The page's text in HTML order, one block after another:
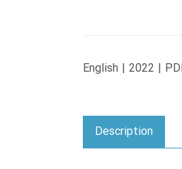
English | 2022 |
Description